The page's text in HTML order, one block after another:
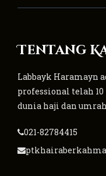
Tentang
Labbayk Haramayn
professional telah
dunia haji dan umrah
021-82784415